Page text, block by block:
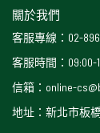
關於我們
客服專線：02-
客服時間：09:00-
信箱：online-
地址：新北市板